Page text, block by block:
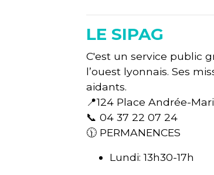
LE SIPAG
C'est un service public
l’ouest lyonnais. Ses
aidants.
📍124 Place Andrée-
📞 04 37 22 07 24
🕦 PERMANENCES
Lundi: 13h30-17h